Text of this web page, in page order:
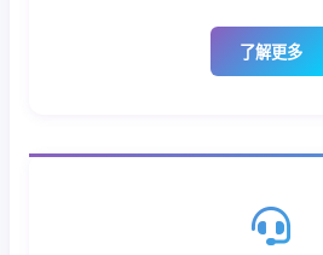
了解更多